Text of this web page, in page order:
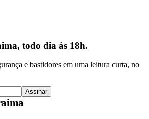
todo dia às 18h.
e bastidores em uma leitura curta, no
Assinar